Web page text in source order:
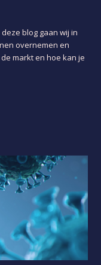
blog gaan wij in
overnemen en
markt en hoe kan je